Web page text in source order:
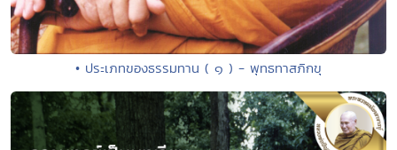
• ประเภทของธรรมทาน ( ๑ ) - พุทธทาสภิกขุ